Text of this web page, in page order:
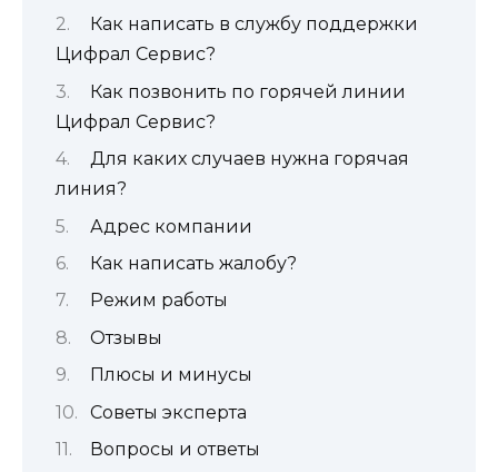
Как написать в службу поддержки
Цифрал Сервис?
Как позвонить по горячей линии
Цифрал Сервис?
Для каких случаев нужна горячая
линия?
Адрес компании
Как написать жалобу?
Режим работы
Отзывы
Плюсы и минусы
Советы эксперта
Вопросы и ответы